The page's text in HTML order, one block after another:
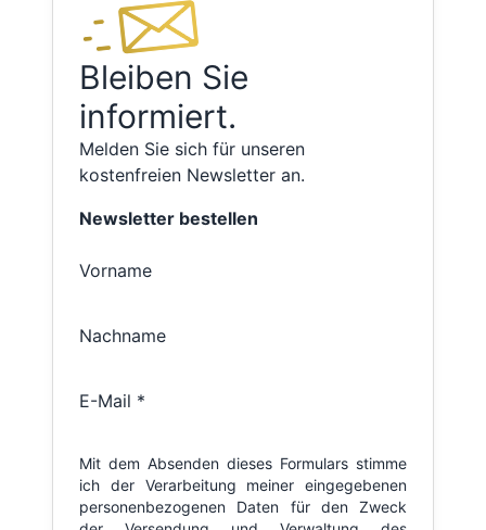
Bleiben Sie
informiert.
Melden Sie sich für unseren
kostenfreien Newsletter an.